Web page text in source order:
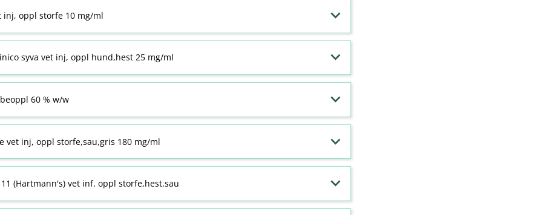
inj, oppl storfe 10 mg/ml
syva vet inj, oppl hund,hest 25 mg/ml
60 % w​/​w
vet inj, oppl storfe,sau,gris 180 mg/ml
(Hartmann's) vet inf, oppl storfe,hest,sau